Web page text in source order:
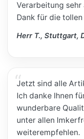
Verarbeitung
Dank für die
Herr T., Stuttgart,
Jetzt sind alle
Ich danke Ihnen
wunderbare
unter allen
weiterempfehlen.